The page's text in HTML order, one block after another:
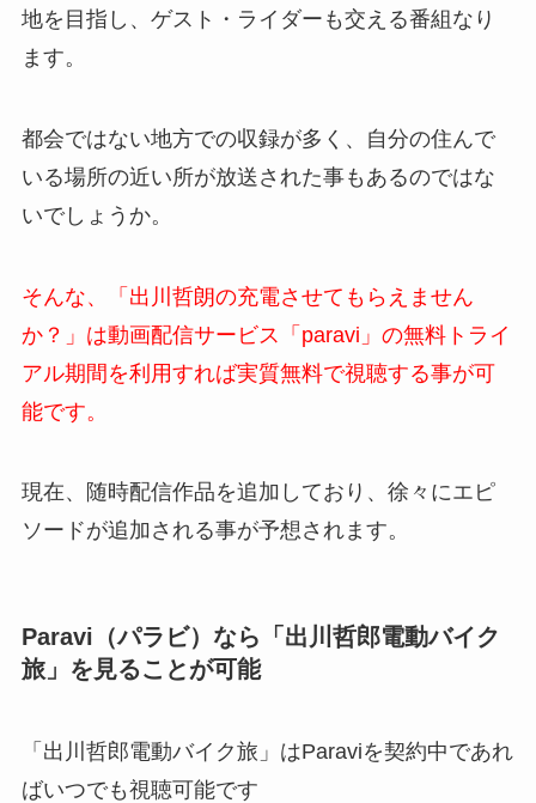
地を目指し、ゲスト・ライダーも交える番組なり
ます。
都会ではない地方での収録が多く、自分の住んで
いる場所の近い所が放送された事もあるのではな
いでしょうか。
そんな、「出川哲朗の充電させてもらえません
か？」は動画配信サービス「paravi」の無料トライ
アル期間を利用すれば実質無料で視聴する事が可
能です。
現在、随時配信作品を追加しており、徐々にエピ
ソードが追加される事が予想されます。
Paravi（パラビ）なら「出川哲郎電動バイク
旅」を見ることが可能
「出川哲郎電動バイク旅」はParaviを契約中であれ
ばいつでも視聴可能です